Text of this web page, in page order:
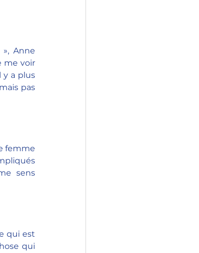
Anne
me voir
y a plus
pas
femme
sens
qui est
qui